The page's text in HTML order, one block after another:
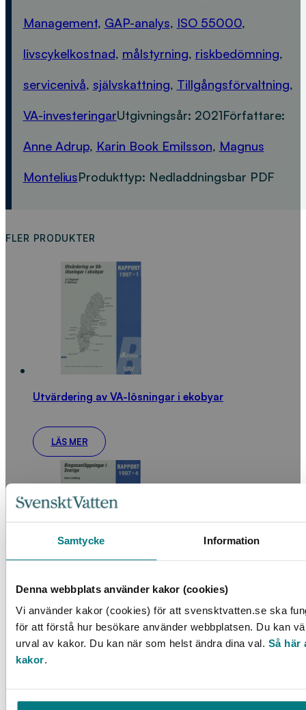
Samtycke Information
Denna webbplats använder kakor (cookies)
Vi använder kakor (cookies) för att svensktvatten.se ska
för att förstå hur besökare använder webbplatsen. Du kan
urval av kakor. Du kan när som helst ändra dina val. Så här
kakor.
Management, GAP-analys, ISO 55000,
livscykelkostnad, målstyrning, riskbedömning,
servicenivå, självskattning, Tillgångsförvaltning,
VA-investeringarUtgivningsår: 2021Författare:
Anne Adrup, Karin Book Emilsson, Magnus
MonteliusProdukttyp: Nedladdningsbar PDF
FLER PRODUKTER
Utvärdering av VA-lösningar i ekobyar
LÄS MER
Biogasanläggning i Sverige
LÄS MER